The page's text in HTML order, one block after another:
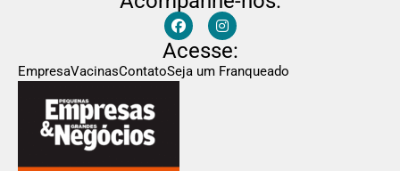
Acesse:
EmpresaVacinasContatoSeja um Franqueado